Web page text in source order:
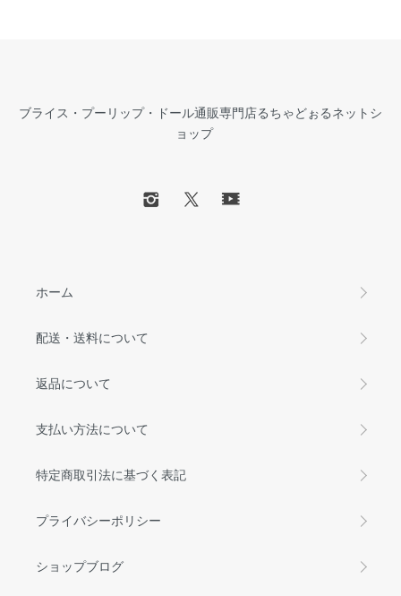
ブライス・プーリップ・ドール通販専門店るちゃどぉるネットシ
ョップ
ホーム
配送・送料について
返品について
支払い方法について
特定商取引法に基づく表記
プライバシーポリシー
ショップブログ